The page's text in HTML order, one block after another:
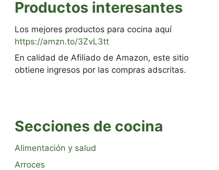
Productos interesantes
Los mejores productos para cocina aquí
https://amzn.to/3ZvL3tt
En calidad de Afiliado de Amazon, este sitio
obtiene ingresos por las compras adscritas.
Secciones de cocina
Alimentación y salud
Arroces